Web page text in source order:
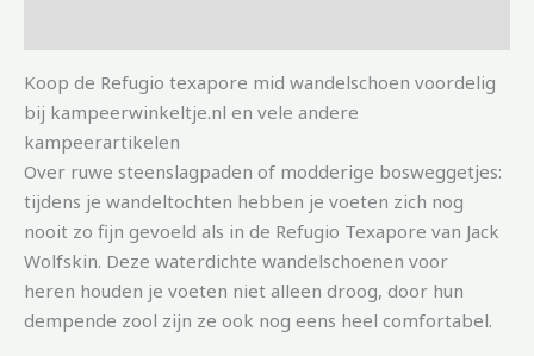
Koop de Refugio texapore mid wandelschoen voordelig
bij kampeerwinkeltje.nl en vele andere
kampeerartikelen
Over ruwe steenslagpaden of modderige bosweggetjes:
tijdens je wandeltochten hebben je voeten zich nog
nooit zo fijn gevoeld als in de Refugio Texapore van Jack
Wolfskin. Deze waterdichte wandelschoenen voor
heren houden je voeten niet alleen droog, door hun
dempende zool zijn ze ook nog eens heel comfortabel.